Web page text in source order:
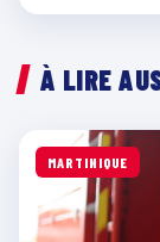
À LIRE
MARTINIQUE